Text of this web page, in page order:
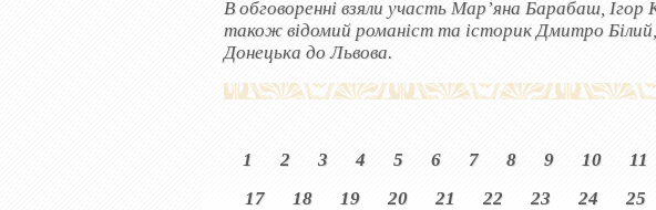
В обговоренні взяли участь Мар’яна Барабаш,
також відомий романіст та історик Дмитро Білий,
Донецька до Львова.
1 2 3 4 5 6 7 8 9 10 11
17
18 19 20 21 22 23 24 25